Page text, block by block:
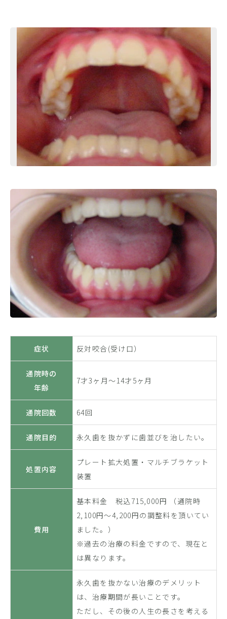
症状 反対咬合(受け口）
通院時の
年齢
7才3ヶ月〜14才5ヶ月
通院回数 64回
通院目的 永久歯を抜かずに歯並びを治したい。
処置内容
プレート拡大処置・マルチブラケット
装置
費用
基本料金 税込715,000円 （通院時
2,100円〜4,200円の調整料を頂いてい
ました。）
※過去の治療の料金ですので、現在と
は異なります。
永久歯を抜かない治療のデメリット
は、治療期間が長いことです。
ただし、その後の人生の長さを考える